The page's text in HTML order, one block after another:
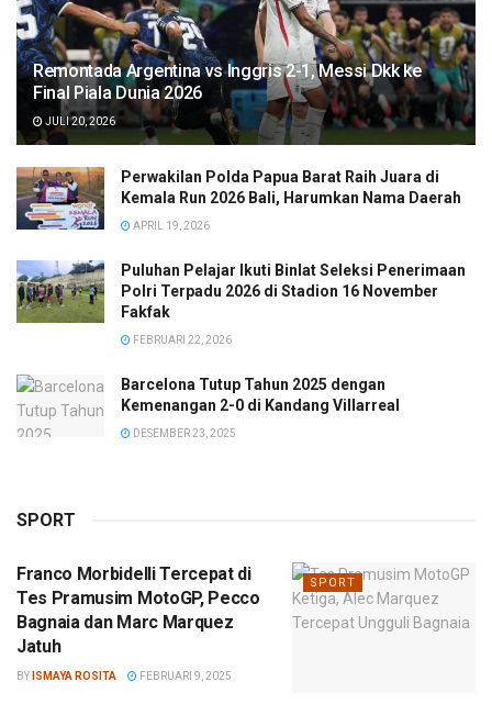
Remontada Argentina vs Inggris 2-1, Messi Dkk ke
Final Piala Dunia 2026
JULI 20, 2026
Perwakilan Polda Papua Barat Raih Juara di
Kemala Run 2026 Bali, Harumkan Nama Daerah
APRIL 19, 2026
Puluhan Pelajar Ikuti Binlat Seleksi Penerimaan
Polri Terpadu 2026 di Stadion 16 November
Fakfak
FEBRUARI 22, 2026
Barcelona Tutup Tahun 2025 dengan
Kemenangan 2-0 di Kandang Villarreal
DESEMBER 23, 2025
SPORT
SPORT
Franco Morbidelli Tercepat di
Tes Pramusim MotoGP, Pecco
Bagnaia dan Marc Marquez
Jatuh
BY ISMAYA ROSITA FEBRUARI 9, 2025